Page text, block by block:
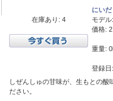
在庫あり: 4
にい
モデル:
価格:
重量:
登録
しぜんしゅの甘味が、生もとの
ださい。